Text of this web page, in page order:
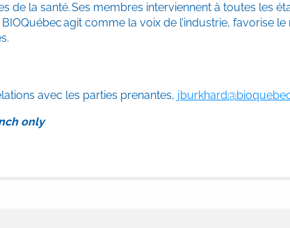
de la santé. Ses membres interviennent à toutes les
agit comme la voix de l’industrie,
avec les parties prenantes,
only